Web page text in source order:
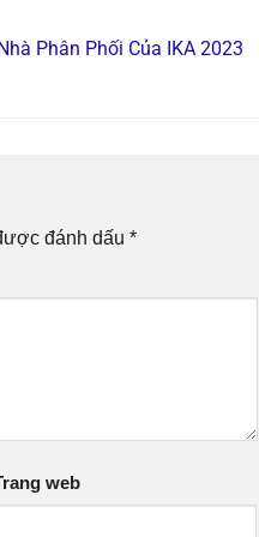
Phân Phối Của IKA 2023
đánh dấu *
web